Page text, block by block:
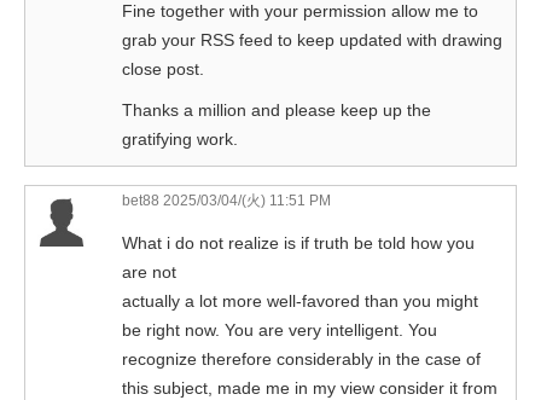
Fine together with your permission allow me to
grab your RSS feed to keep updated with drawing
close post.
Thanks a million and please keep up the
gratifying work.
bet88 2025/03/04/(火) 11:51 PM
What i do not realize is if truth be told how you
are not
actually a lot more well-favored than you might
be right now. You are very intelligent. You
recognize therefore considerably in the case of
this subject, made me in my view consider it from